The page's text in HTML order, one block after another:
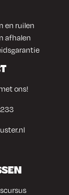
en ruilen
afhalen
ons!